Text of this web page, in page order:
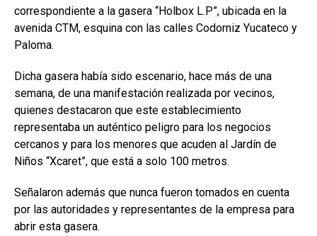
correspondiente a la gasera “Holbox L.P”, ubicada en la
avenida CTM, esquina con las calles Codorniz Yucateco y
Paloma.
Dicha gasera había sido escenario, hace más de una
semana, de una manifestación realizada por vecinos,
quienes destacaron que este establecimiento
representaba un auténtico peligro para los negocios
cercanos y para los menores que acuden al Jardín de
Niños “Xcaret”, que está a solo 100 metros.
Señalaron además que nunca fueron tomados en cuenta
por las autoridades y representantes de la empresa para
abrir esta gasera.